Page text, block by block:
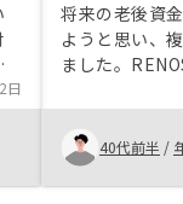
日
将来の老後資
ようと思い、
ました。
シミュレーシ
た。そのおか
がなくなり購
た。
40代前半 /